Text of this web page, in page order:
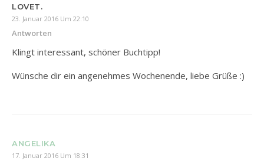
LOVET.
23. Januar 2016 Um 22:10
Antworten
Klingt interessant, schöner Buchtipp!
Wünsche dir ein angenehmes Wochenende, liebe Grüße :)
ANGELIKA
17. Januar 2016 Um 18:31